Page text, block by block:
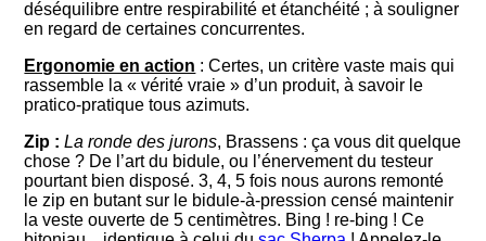
déséquilibre entre respirabilité et étanchéité ; à souligner
en regard de certaines concurrentes.
Ergonomie en action : Certes, un critère vaste mais qui
rassemble la « vérité vraie » d’un produit, à savoir le
pratico-pratique tous azimuts.
Zip :La ronde des jurons, Brassens : ça vous dit quelque
chose ? De l’art du bidule, ou l’énervement du testeur
pourtant bien disposé. 3, 4, 5 fois nous aurons remonté
le zip en butant sur le bidule-à-pression censé maintenir
la veste ouverte de 5 centimètres. Bing ! re-bing ! Ce